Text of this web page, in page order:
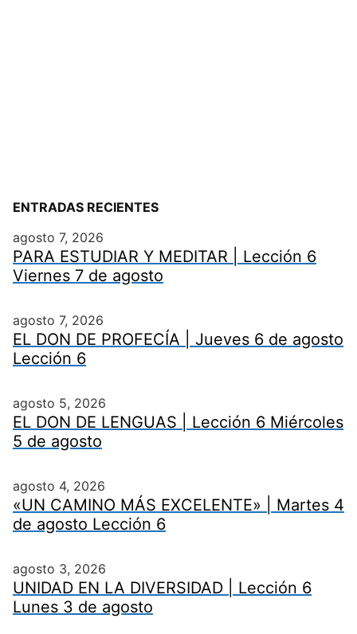
ENTRADAS RECIENTES
agosto 7, 2026
PARA ESTUDIAR Y MEDITAR | Lección 6
Viernes 7 de agosto
agosto 7, 2026
EL DON DE PROFECÍA | Jueves 6 de agosto
Lección 6
agosto 5, 2026
EL DON DE LENGUAS | Lección 6 Miércoles
5 de agosto
agosto 4, 2026
«UN CAMINO MÁS EXCELENTE» | Martes 4
de agosto Lección 6
agosto 3, 2026
UNIDAD EN LA DIVERSIDAD | Lección 6
Lunes 3 de agosto